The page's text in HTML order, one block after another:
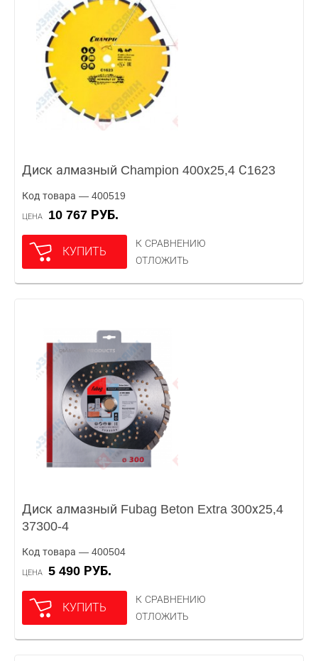
Диск алмазный Champion 400х25,4 С1623
Код товара — 400519
ЦЕНА 10 767 РУБ.
КУПИТЬ
К СРАВНЕНИЮ
ОТЛОЖИТЬ
Диск алмазный Fubag Beton Extra 300х25,4
37300-4
Код товара — 400504
ЦЕНА 5 490 РУБ.
КУПИТЬ
К СРАВНЕНИЮ
ОТЛОЖИТЬ